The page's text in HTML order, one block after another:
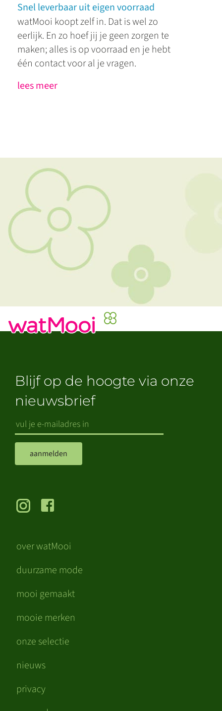
Snel leverbaar uit eigen voorraad
watMooi koopt zelf in. Dat is wel zo
eerlijk. En zo hoef jij je geen zorgen te
maken; alles is op voorraad en je hebt
één contact voor al je vragen.
lees meer
over watMooi
duurzame mode
mooi gemaakt
mooie merken
onze selectie
nieuws
privacy
Blijf op de hoogte via onze
nieuwsbrief
aanmelden